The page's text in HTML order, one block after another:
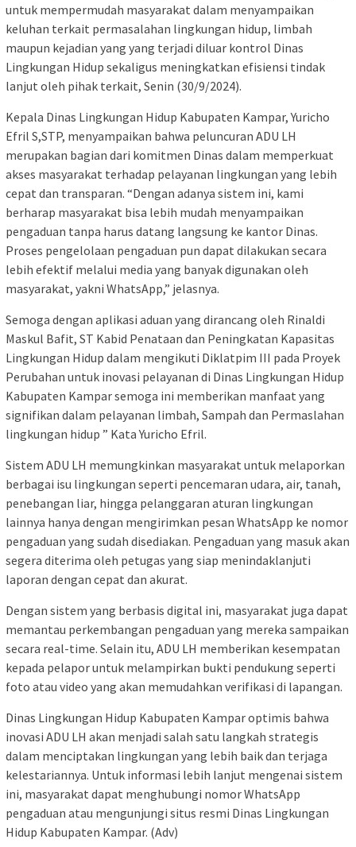
untuk mempermudah masyarakat dalam menyampaikan
keluhan terkait permasalahan lingkungan hidup, limbah
maupun kejadian yang yang terjadi diluar kontrol Dinas
Lingkungan Hidup sekaligus meningkatkan efisiensi tindak
lanjut oleh pihak terkait, Senin (30/9/2024).
Kepala Dinas Lingkungan Hidup Kabupaten Kampar, Yuricho
Efril S,STP, menyampaikan bahwa peluncuran ADU LH
merupakan bagian dari komitmen Dinas dalam memperkuat
akses masyarakat terhadap pelayanan lingkungan yang lebih
cepat dan transparan. “Dengan adanya sistem ini, kami
berharap masyarakat bisa lebih mudah menyampaikan
pengaduan tanpa harus datang langsung ke kantor Dinas.
Proses pengelolaan pengaduan pun dapat dilakukan secara
lebih efektif melalui media yang banyak digunakan oleh
masyarakat, yakni WhatsApp,” jelasnya.
Semoga dengan aplikasi aduan yang dirancang oleh Rinaldi
Maskul Bafit, ST Kabid Penataan dan Peningkatan Kapasitas
Lingkungan Hidup dalam mengikuti Diklatpim III pada Proyek
Perubahan untuk inovasi pelayanan di Dinas Lingkungan Hidup
Kabupaten Kampar semoga ini memberikan manfaat yang
signifikan dalam pelayanan limbah, Sampah dan Permaslahan
lingkungan hidup ” Kata Yuricho Efril.
Sistem ADU LH memungkinkan masyarakat untuk melaporkan
berbagai isu lingkungan seperti pencemaran udara, air, tanah,
penebangan liar, hingga pelanggaran aturan lingkungan
lainnya hanya dengan mengirimkan pesan WhatsApp ke nomor
pengaduan yang sudah disediakan. Pengaduan yang masuk akan
segera diterima oleh petugas yang siap menindaklanjuti
laporan dengan cepat dan akurat.
Dengan sistem yang berbasis digital ini, masyarakat juga dapat
memantau perkembangan pengaduan yang mereka sampaikan
secara real-time. Selain itu, ADU LH memberikan kesempatan
kepada pelapor untuk melampirkan bukti pendukung seperti
foto atau video yang akan memudahkan verifikasi di lapangan.
Dinas Lingkungan Hidup Kabupaten Kampar optimis bahwa
inovasi ADU LH akan menjadi salah satu langkah strategis
dalam menciptakan lingkungan yang lebih baik dan terjaga
kelestariannya. Untuk informasi lebih lanjut mengenai sistem
ini, masyarakat dapat menghubungi nomor WhatsApp
pengaduan atau mengunjungi situs resmi Dinas Lingkungan
Hidup Kabupaten Kampar. (Adv)